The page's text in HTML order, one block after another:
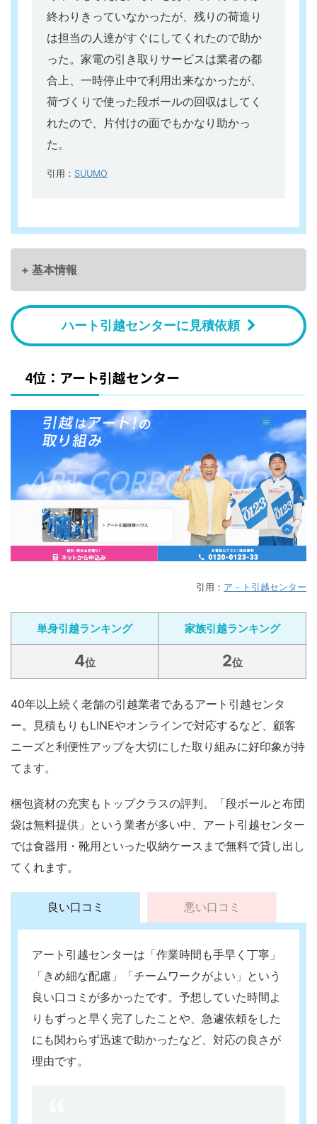
終わりきっていなかったが、残りの荷造り
は担当の人達がすぐにしてくれたので助か
った。家電の引き取りサービスは業者の都
合上、一時停止中で利用出来なかったが、
荷づくりで使った段ボールの回収はしてく
れたので、片付けの面でもかなり助かっ
た。
引用： SUUMO
+ 基本情報
ハート引越センターに見積依頼
4位：アート引越センター
引用： ア－ト引越センター
単身引越ランキング 家族引越ランキング
4位 2位
40年以上続く老舗の引越業者であるアート引越センタ
ー。見積もりもLINEやオンラインで対応するなど、顧客
ニーズと利便性アップを大切にした取り組みに好印象が持
てます。
梱包資材の充実もトップクラスの評判。「段ボールと布団
袋は無料提供」という業者が多い中、アート引越センター
では食器用・靴用といった収納ケースまで無料で貸し出し
てくれます。
良い口コミ 悪い口コミ
アート引越センターは「作業時間も手早く丁寧」
「きめ細な配慮」「チームワークがよい」という
良い口コミが多かったです。予想していた時間よ
りもずっと早く完了したことや、急遽依頼をした
にも関わらず迅速で助かったなど、対応の良さが
理由です。